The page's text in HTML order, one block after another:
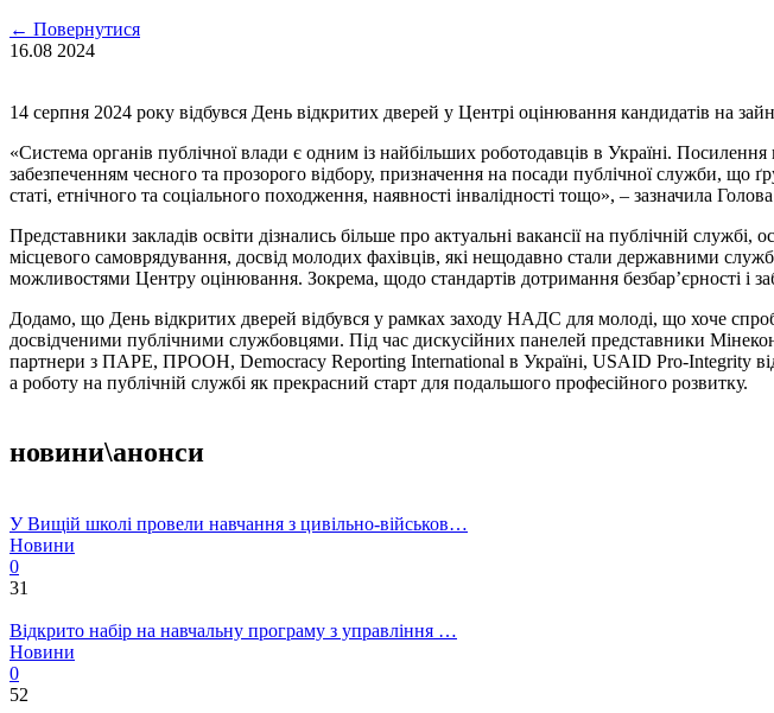
← Повернутися
16.08 2024
14 серпня 2024 року відбувся День відкритих дверей у Центрі оцінювання кандидатів на
«Система органів публічної влади є одним із найбільших роботодавців в Україні.
забезпеченням чесного та прозорого відбору, призначення на посади публічної служби, що
статі, етнічного та соціального походження, наявності інвалідності тощо», – зазначила
Представники закладів освіти дізнались більше про актуальні вакансії на публічній
місцевого самоврядування, досвід молодих фахівців, які нещодавно стали державними
можливостями Центру оцінювання. Зокрема, щодо стандартів дотримання безбар’єрності і
Додамо, що День відкритих дверей відбувся у рамках заходу НАДС для молоді, що хоче
досвідченими публічними службовцями. Під час дискусійних панелей представники
партнери з ПАРЕ, ПРООН, Democracy Reporting International в Україні, USAID Pro-Integrity
а роботу на публічній службі як прекрасний старт для подальшого професійного розвитку.
новини\анонси
У Вищій школі провели навчання з цивільно-військов…
Новини
0
31
Відкрито набір на навчальну програму з управління …
Новини
0
52